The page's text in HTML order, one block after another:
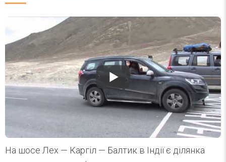
На шосе Лех — Каргіл — Балтик в Індії є ділянка